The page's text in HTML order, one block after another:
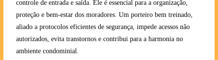
controle de entrada e saída. Ele é essencial para a organização,
proteção e bem-estar dos moradores. Um porteiro bem treinado,
aliado a protocolos eficientes de segurança, impede acessos não
autorizados, evita transtornos e contribui para a harmonia no
ambiente condominial.